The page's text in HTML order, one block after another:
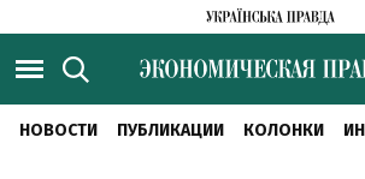
НОВОСТИ ПУБЛИКАЦИИ КОЛОНКИ